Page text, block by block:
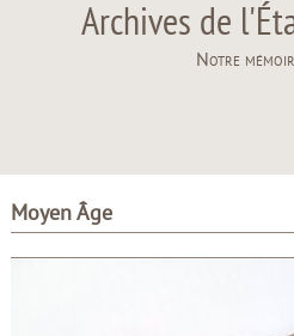
Archives de
Notre
Moyen Âge